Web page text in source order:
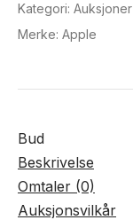
Kategori: Auksjoner
Merke: Apple
Bud
Beskrivelse
Omtaler (0)
Auksjonsvilkår